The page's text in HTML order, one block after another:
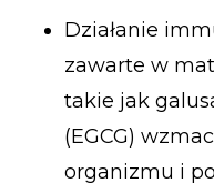
Działanie
zawarte w
takie jak
(EGCG)
organizmu i